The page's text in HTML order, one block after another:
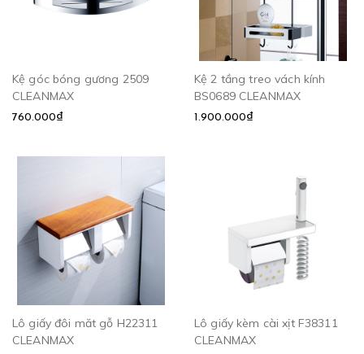
Kệ góc bóng gương 2509
CLEANMAX
760.000₫
Kệ 2 tầng treo vách kính
BS0689 CLEANMAX
1.900.000₫
Lô giấy đôi măt gỗ H22311
CLEANMAX
Lô giấy kèm cài xịt F38311
CLEANMAX